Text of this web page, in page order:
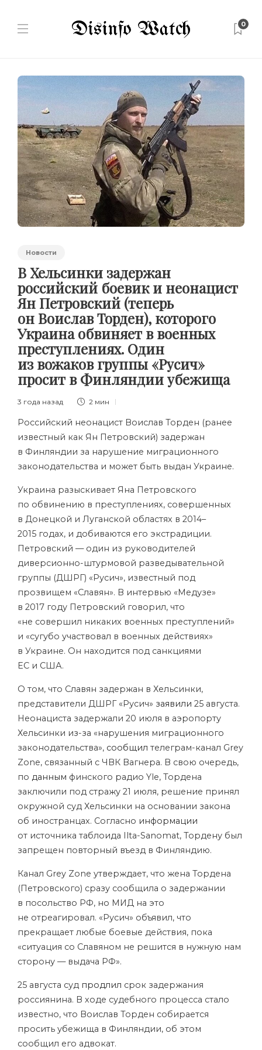
0
Новости
В Хельсинки задержан
российский боевик и неонацист
Ян Петровский (теперь
он Воислав Торден), которого
Украина обвиняет в военных
преступлениях. Один
из вожаков группы «Русич»
просит в Финляндии убежища
3 года назад 2 мин
Российский неонацист Воислав Торден (ранее
известный как Ян Петровский) задержан
в Финляндии за нарушение миграционного
законодательства и может быть выдан Украине.
Украина разыскивает Яна Петровского
по обвинению в преступлениях, совершенных
в Донецкой и Луганской областях в 2014–
2015 годах, и добиваются его экстрадиции.
Петровский — один из руководителей
диверсионно-штурмовой разведывательной
группы (ДШРГ) «Русич», известный под
прозвищем «Славян». В интервью «Медузе»
в 2017 году Петровский говорил, что
«не совершил никаких военных преступлений»
и «сугубо участвовал в военных действиях»
в Украине. Он находится под санкциями
ЕС и США.
О том, что Славян задержан в Хельсинки,
представители ДШРГ «Русич» заявили 25 августа.
Неонациста задержали 20 июля в аэропорту
Хельсинки из-за «нарушения миграционного
законодательства», сообщил телеграм-канал Grey
Zone, связанный с ЧВК Вагнера. В свою очередь,
по данным финского радио Yle, Тордена
заключили под стражу 21 июля, решение принял
окружной суд Хельсинки на основании закона
об иностранцах. Согласно информации
от источника таблоида Ilta-Sanomat, Тордену был
запрещен повторный въезд в Финляндию.
Канал Grey Zone утверждает, что жена Тордена
(Петровского) сразу сообщила о задержании
в посольство РФ, но МИД на это
не отреагировал. «Русич» объявил, что
прекращает любые боевые действия, пока
«ситуация со Славяном не решится в нужную нам
сторону — выдача РФ».
25 августа суд продлил срок задержания
россиянина. В ходе судебного процесса стало
известно, что Воислав Торден собирается
просить убежища в Финляндии, об этом
сообщил его адвокат.